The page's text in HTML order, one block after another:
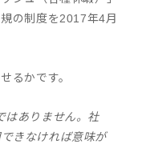
の制度を2017年4月
るかです。
はありません。社
きなければ意味が